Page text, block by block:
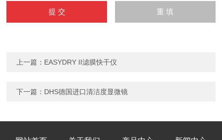
上一篇： EASYDRY II滤膜快干仪
下一篇： DHS德国进口清洁度显微镜